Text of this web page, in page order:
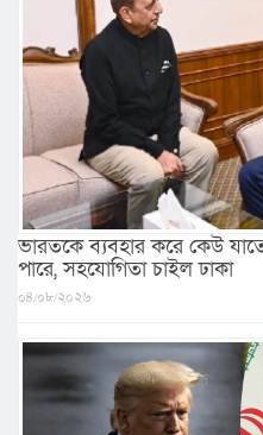
ভারতকে ব্যবহার করে কেউ
পারে, সহযোগিতা চাইল ঢাকা
০৪/০৮/২০২৬